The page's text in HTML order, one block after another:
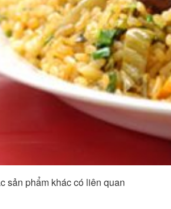
sản phẩm khác có liên quan